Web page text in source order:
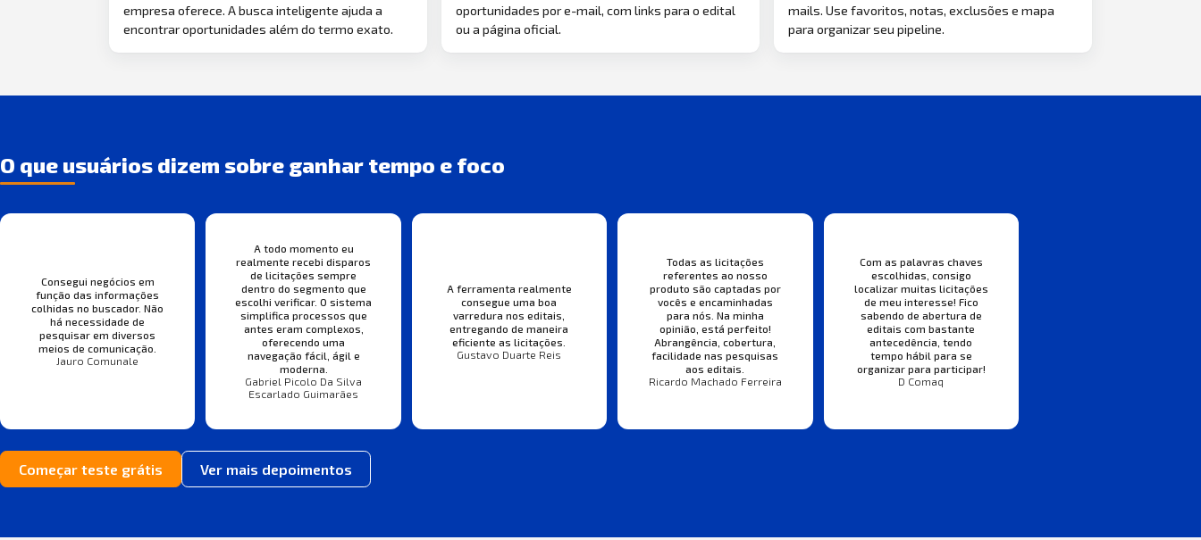
empresa oferece. A busca inteligente ajuda a
encontrar oportunidades além do termo exato.
oportunidades por e-mail, com links para o edital
ou a página oficial.
mails. Use favoritos, notas, exclusões e mapa
para organizar seu pipeline.
O que usuários dizem sobre ganhar tempo e foco
Consegui negócios em
função das informações
colhidas no buscador. Não
há necessidade de
pesquisar em diversos
meios de comunicação.
Jauro Comunale
A todo momento eu
realmente recebi disparos
de licitações sempre
dentro do segmento que
escolhi verificar. O sistema
simplifica processos que
antes eram complexos,
oferecendo uma
navegação fácil, ágil e
moderna.
Gabriel Picolo Da Silva
Escarlado Guimarães
A ferramenta realmente
consegue uma boa
varredura nos editais,
entregando de maneira
eficiente as licitações.
Gustavo Duarte Reis
Todas as licitações
referentes ao nosso
produto são captadas por
vocês e encaminhadas
para nós. Na minha
opinião, está perfeito!
Abrangência, cobertura,
facilidade nas pesquisas
aos editais.
Ricardo Machado Ferreira
Com as palavras chaves
escolhidas, consigo
localizar muitas licitações
de meu interesse! Fico
sabendo de abertura de
editais com bastante
antecedência, tendo
tempo hábil para se
organizar para participar!
D Comaq
Começar teste grátis Ver mais depoimentos